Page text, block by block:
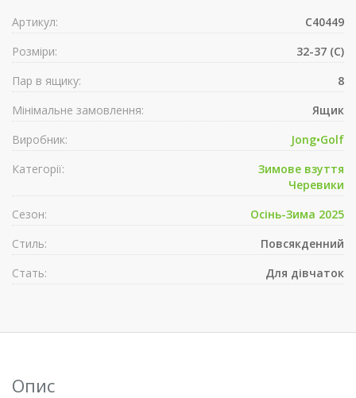
Артикул:
C40449
Розміри:
32-37 (C)
Пар в ящику:
8
Мінімальне замовлення:
Ящик
Виробник:
Jong•Golf
Категорії:
Зимове взуття
Черевики
Сезон:
Осінь-Зима 2025
Стиль:
Повсякденний
Стать:
Для дівчаток
Опис